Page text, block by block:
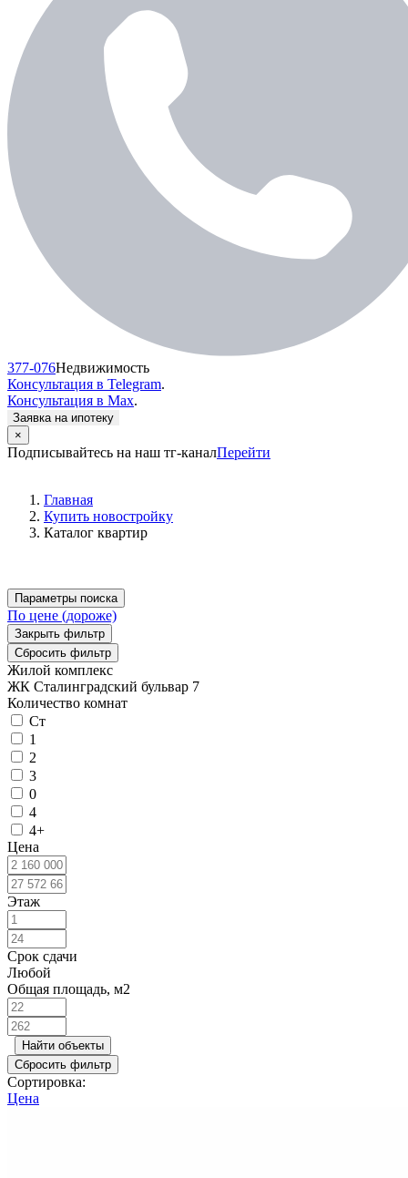
377-076Недвижимость
Консультация в Telegram.
Консультация в Max.
Заявка на ипотеку
×
Подписывайтесь на наш тг-каналПерейти
Главная
Купить новостройку
Каталог квартир
Параметры поиска
По цене (дороже)
Закрыть фильтр
Сбросить фильтр
Жилой комплекс
ЖК Сталинградский бульвар 7
Количество комнат
Ст
1
2
3
0
4
4+
Цена
Этаж
Срок сдачи
Любой
Общая площадь, м2
Найти объекты
Сбросить фильтр
Сортировка:
Цена